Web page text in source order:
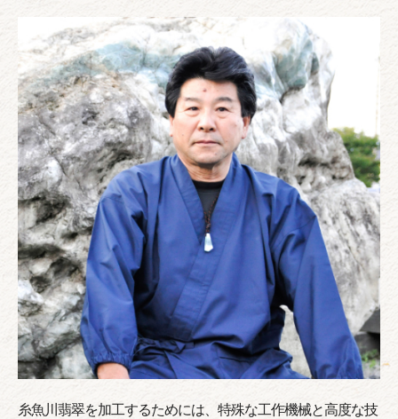
糸魚川翡翠を加工するためには、特殊な工作機械と高度な技